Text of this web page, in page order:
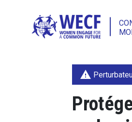
warning